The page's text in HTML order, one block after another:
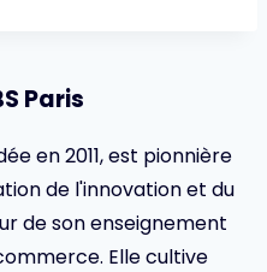
Paris
en 2011, est pionnière
de l'innovation et du
de son enseignement
Elle cultive